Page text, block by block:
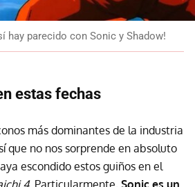
hay parecido con Sonic y Shadow!
estas fechas
más dominantes de la industria
que no nos sorprende en absoluto
escondido estos guiños en el